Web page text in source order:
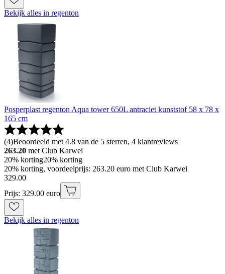
Bekijk alles in regenton
Posperplast regenton Aqua tower 650L antraciet kunststof 58 x 78 x
165 cm
(4)Beoordeeld met 4.8 van de 5 sterren, 4 klantreviews
263.20 met Club Karwei
20% korting20% korting
20% korting, voordeelprijs: 263.20 euro met Club Karwei
329.00
Prijs: 329.00 euro
Bekijk alles in regenton